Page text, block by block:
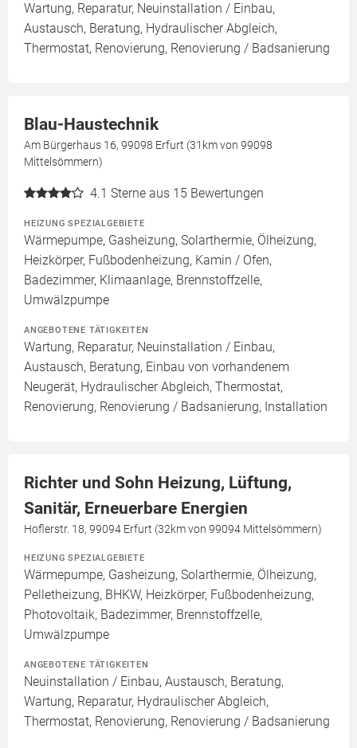
Wartung, Reparatur, Neuinstallation / Einbau,
Austausch, Beratung, Hydraulischer Abgleich,
Thermostat, Renovierung, Renovierung / Badsanierung
Blau-Haustechnik
Am Bürgerhaus 16, 99098 Erfurt (31km von 99098
Mittelsömmern)
4.1 Sterne aus 15 Bewertungen
HEIZUNG SPEZIALGEBIETE
Wärmepumpe, Gasheizung, Solarthermie, Ölheizung,
Heizkörper, Fußbodenheizung, Kamin / Ofen,
Badezimmer, Klimaanlage, Brennstoffzelle,
Umwälzpumpe
ANGEBOTENE TÄTIGKEITEN
Wartung, Reparatur, Neuinstallation / Einbau,
Austausch, Beratung, Einbau von vorhandenem
Neugerät, Hydraulischer Abgleich, Thermostat,
Renovierung, Renovierung / Badsanierung, Installation
Richter und Sohn Heizung, Lüftung,
Sanitär, Erneuerbare Energien
Hoflerstr. 18, 99094 Erfurt (32km von 99094 Mittelsömmern)
HEIZUNG SPEZIALGEBIETE
Wärmepumpe, Gasheizung, Solarthermie, Ölheizung,
Pelletheizung, BHKW, Heizkörper, Fußbodenheizung,
Photovoltaik, Badezimmer, Brennstoffzelle,
Umwälzpumpe
ANGEBOTENE TÄTIGKEITEN
Neuinstallation / Einbau, Austausch, Beratung,
Wartung, Reparatur, Hydraulischer Abgleich,
Thermostat, Renovierung, Renovierung / Badsanierung